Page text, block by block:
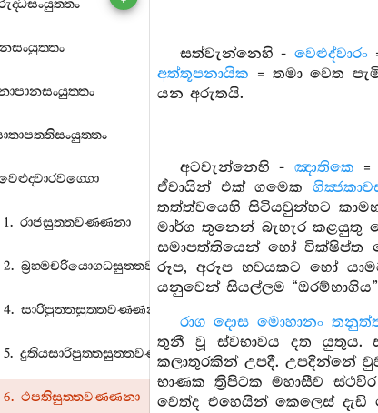
1. රාජසුත‍්තවණ‍්ණනා
2. බ්‍රහ‍්මචරියොගධසුත‍්තවණ‍්ණනා
4. සාරිපුත‍්තසුත‍්තවණ‍්ණනා
5. දුතියසාරිපුත‍්තසුත‍්තවණ‍්ණනා
6. ථපතිසුත‍්තවණ‍්ණනා
සත්වැන්නෙහි - වෙළුද්වාරං
අත්තූපනායික = තමා වෙත
යන අරුතයි.
අටවැන්නෙහි - ඤාතිකෙ
ඒවායින් එක් ගමෙක
තත්ත්වයෙහි සිටියවුන්හට
මාර්ග තුනෙන් බැහැර කළයුතු
සමාපත්තියෙන් හෝ වික්ෂිප්ත
රූප, අරූප භවයකට හෝ
යනුවෙන් සියල්ලම
රාග දොස මොහානං
තුනී වූ ස්වභාවය දත යුතුය.
කලාතුරකින් උපදී. උපදින්නේ
භාණක ත්‍රිපිටක මහාසීව
වෙත්ද එහෙයින් කෙලෙස්